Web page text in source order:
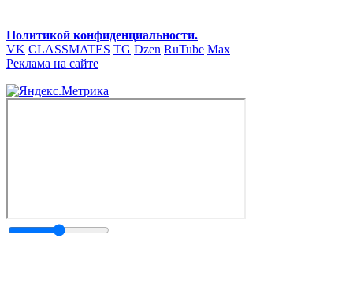
Политикой конфиденциальности.
VK CLASSMATES TG Dzen RuTube Max
Реклама на сайте